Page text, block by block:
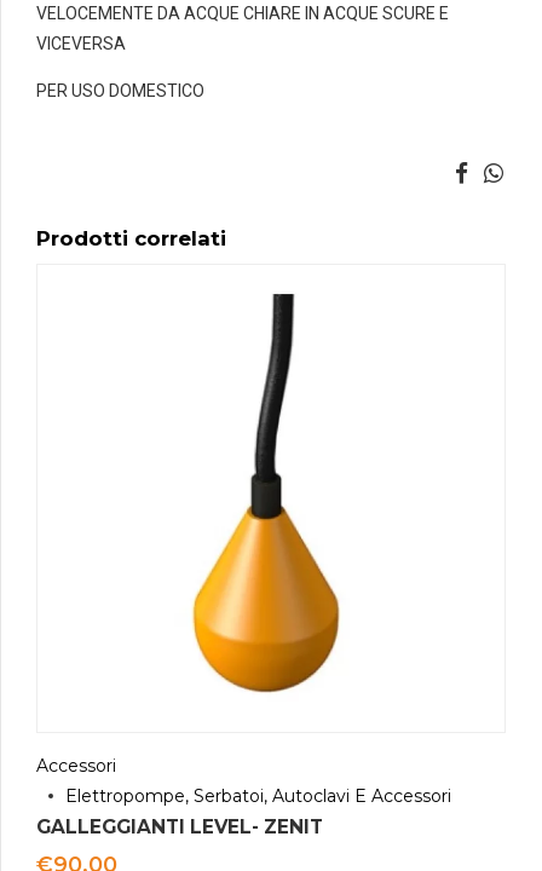
VELOCEMENTE DA ACQUE CHIARE IN ACQUE SCURE E
VICEVERSA
PER USO DOMESTICO
Prodotti correlati
Accessori
Elettropompe, Serbatoi, Autoclavi E Accessori
GALLEGGIANTI LEVEL- ZENIT
€90.00